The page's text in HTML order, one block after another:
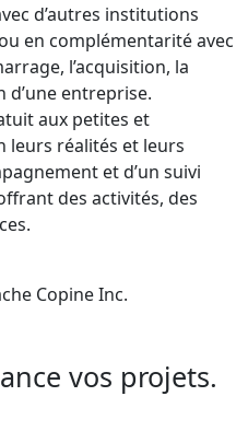
d’autres institutions
en complémentarité avec
l’acquisition, la
d’une entreprise.
aux petites et
leurs réalités et leurs
et d’un suivi
des activités, des
Copine Inc.
vos projets.